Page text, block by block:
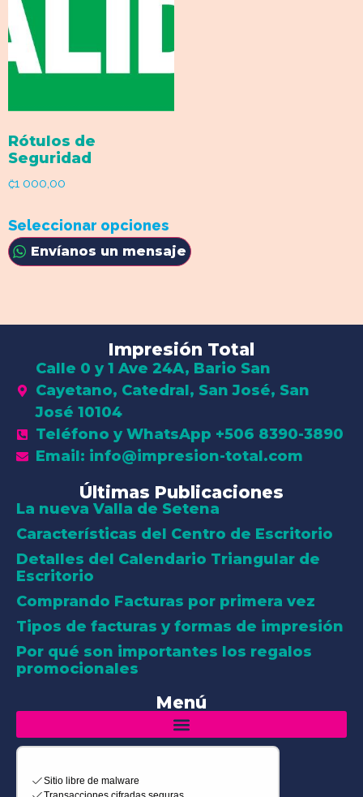
Rótulos de
Seguridad
₡1 000,00
Seleccionar opciones
Envíanos un mensaje
Impresión Total
Calle 0 y 1 Ave 24A, Bario San
Cayetano, Catedral, San José, San
José 10104
Teléfono y WhatsApp +506 8390-3890
Email: info@impresion-total.com
Últimas Publicaciones
La nueva Valla de Setena
Características del Centro de Escritorio
Detalles del Calendario Triangular de
Escritorio
Comprando Facturas por primera vez
Tipos de facturas y formas de impresión
Por qué son importantes los regalos
promocionales
Menú